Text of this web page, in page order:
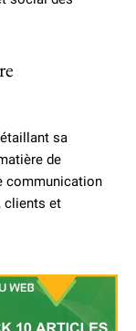
sa
de
communication
clients et